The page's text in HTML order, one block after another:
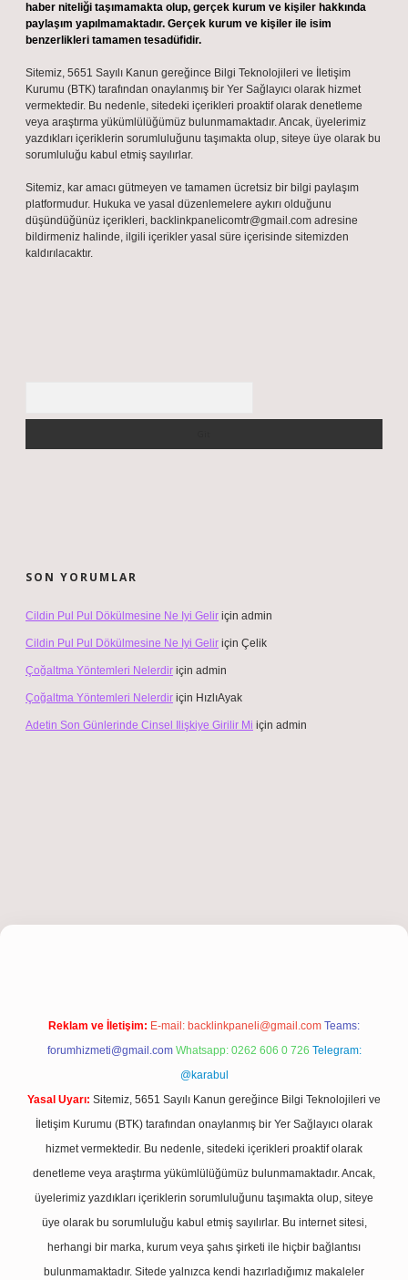
haber niteliği taşımamakta olup, gerçek kurum ve kişiler hakkında
paylaşım yapılmamaktadır. Gerçek kurum ve kişiler ile isim
benzerlikleri tamamen tesadüfidir.
Sitemiz, 5651 Sayılı Kanun gereğince Bilgi Teknolojileri ve İletişim
Kurumu (BTK) tarafından onaylanmış bir Yer Sağlayıcı olarak hizmet
vermektedir. Bu nedenle, sitedeki içerikleri proaktif olarak denetleme
veya araştırma yükümlülüğümüz bulunmamaktadır. Ancak, üyelerimiz
yazdıkları içeriklerin sorumluluğunu taşımakta olup, siteye üye olarak bu
sorumluluğu kabul etmiş sayılırlar.
Sitemiz, kar amacı gütmeyen ve tamamen ücretsiz bir bilgi paylaşım
platformudur. Hukuka ve yasal düzenlemelere aykırı olduğunu
düşündüğünüz içerikleri, backlinkpanelicomtr@gmail.com adresine
bildirmeniz halinde, ilgili içerikler yasal süre içerisinde sitemizden
kaldırılacaktır.
SON YORUMLAR
Cildin Pul Pul Dökülmesine Ne Iyi Gelir için admin
Cildin Pul Pul Dökülmesine Ne Iyi Gelir için Çelik
Çoğaltma Yöntemleri Nelerdir için admin
Çoğaltma Yöntemleri Nelerdir için HızlıAyak
Adetin Son Günlerinde Cinsel Ilişkiye Girilir Mi için admin
Reklam ve İletişim: E-mail: backlinkpaneli@gmail.com Teams:
forumhizmeti@gmail.com Whatsapp: 0262 606 0 726 Telegram:
@karabul
Yasal Uyarı: Sitemiz, 5651 Sayılı Kanun gereğince Bilgi Teknolojileri ve
İletişim Kurumu (BTK) tarafından onaylanmış bir Yer Sağlayıcı olarak
hizmet vermektedir. Bu nedenle, sitedeki içerikleri proaktif olarak
denetleme veya araştırma yükümlülüğümüz bulunmamaktadır. Ancak,
üyelerimiz yazdıkları içeriklerin sorumluluğunu taşımakta olup, siteye
üye olarak bu sorumluluğu kabul etmiş sayılırlar. Bu internet sitesi,
herhangi bir marka, kurum veya şahıs şirketi ile hiçbir bağlantısı
bulunmamaktadır. Sitede yalnızca kendi hazırladığımız makaleler